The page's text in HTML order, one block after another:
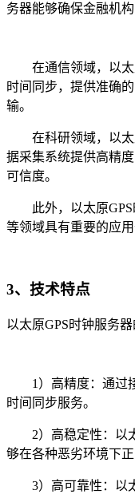
务器能够确保金融机
在通信领域，以太
时间同步，提供准确
输。
在科研领域，以太
据采集系统提供高精
可信度。
此外，以太原GPS
等领域具有重要的应用
3、技术特点
以太原GPS时钟服务器
1）高精度：通过接
时间同步服务。
2）高稳定性：以太
够在各种恶劣环境下正
3）高可靠性：以太